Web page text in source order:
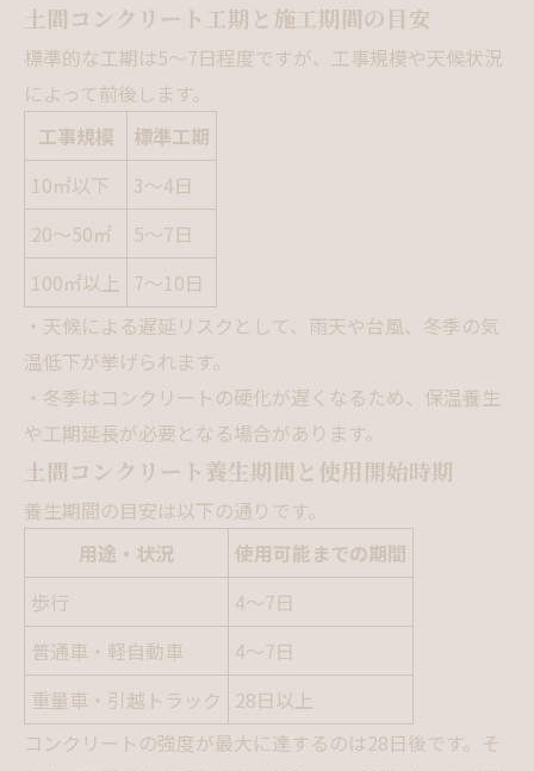
土間コンクリート工期と施工期間の目安
標準的な工期は5〜7日程度ですが、工事規模や天候状況
によって前後します。
工事規模
標準工期
10㎡以下
3〜4日
20〜50㎡
5〜7日
100㎡以上 7〜10日
・天候による遅延リスクとして、雨天や台風、冬季の気
温低下が挙げられます。
・冬季はコンクリートの硬化が遅くなるため、保温養生
や工期延長が必要となる場合があります。
土間コンクリート養生期間と使用開始時期
養生期間の目安は以下の通りです。
用途・状況
使用可能までの期間
歩行
4〜7日
普通車・軽自動車
4〜7日
重量車・引越トラック 28日以上
コンクリートの強度が最大に達するのは28日後です。そ